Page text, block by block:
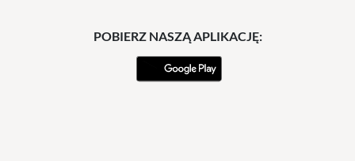
POBIERZ NASZĄ APLIKACJĘ: